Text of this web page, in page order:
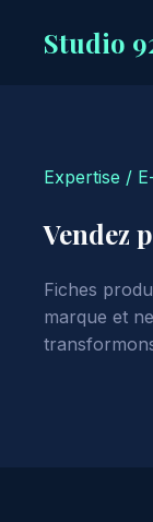
Studio
Expertise /
Vendez
Fiches
marque et